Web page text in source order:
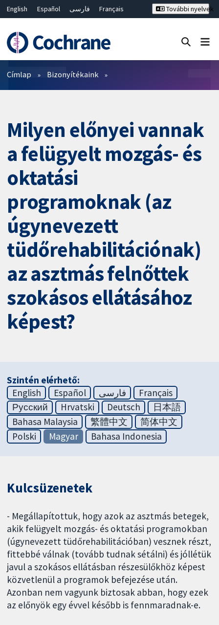
English Español فارسی
Français
Bahasa Malaysia
ไทย
繁體中文
简体中文
További nyelvek
Szűrők
Címlap Bizonyítékaink
Milyen előnyei vannak
a felügyelt mozgás- és
oktatási
programoknak (az
úgynevezett
tüdőrehabilitációnak)
az asztmás felnőttek
szokásos ellátásához
képest?
Szintén elérhető:
English
Español فارسی
Français
Русский
Hrvatski Deutsch
日本語
Bahasa Malaysia
繁體中文
简体中文
Polski
Magyar Bahasa Indonesia
Kulcsüzenetek
- Megállapítottuk, hogy azok az asztmás betegek,
akik felügyelt mozgás- és oktatási programokban
(úgynevezett tüdőrehabilitációban) vesznek részt,
fittebbé válnak (tovább tudnak sétálni) és jóllétük
javul a szokásos ellátásban részesülőkhöz képest
közvetlenül a programok befejezése után.
Azonban nem vagyunk biztosak abban, hogy ezek
az előnyök egy évvel később is fennmaradnak-e.